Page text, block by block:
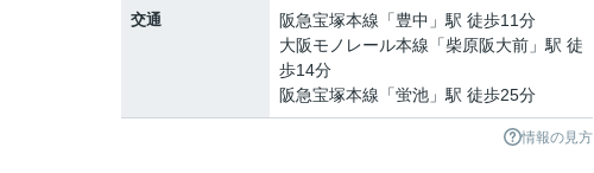
交通 阪急宝塚本線 「豊中 」駅 徒歩11分
大阪モノレール本線 「柴原阪大前 」駅 徒
歩14分
阪急宝塚本線 「蛍池 」駅 徒歩25分
情報の見方